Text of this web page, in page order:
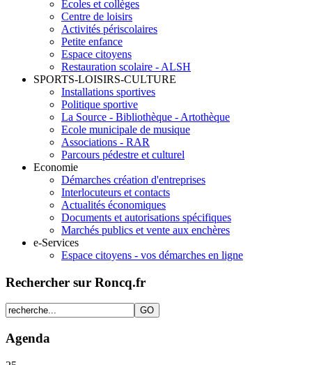
Ecoles et collèges
Centre de loisirs
Activités périscolaires
Petite enfance
Espace citoyens
Restauration scolaire - ALSH
SPORTS-LOISIRS-CULTURE
Installations sportives
Politique sportive
La Source - Bibliothèque - Artothèque
Ecole municipale de musique
Associations - RAR
Parcours pédestre et culturel
Economie
Démarches création d'entreprises
Interlocuteurs et contacts
Actualités économiques
Documents et autorisations spécifiques
Marchés publics et vente aux enchères
e-Services
Espace citoyens - vos démarches en ligne
Rechercher sur Roncq.fr
Agenda